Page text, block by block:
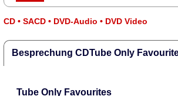
CD • SACD • DVD-Audio • DVD Video
Besprechung CDTube Only
Tube Only Favourites